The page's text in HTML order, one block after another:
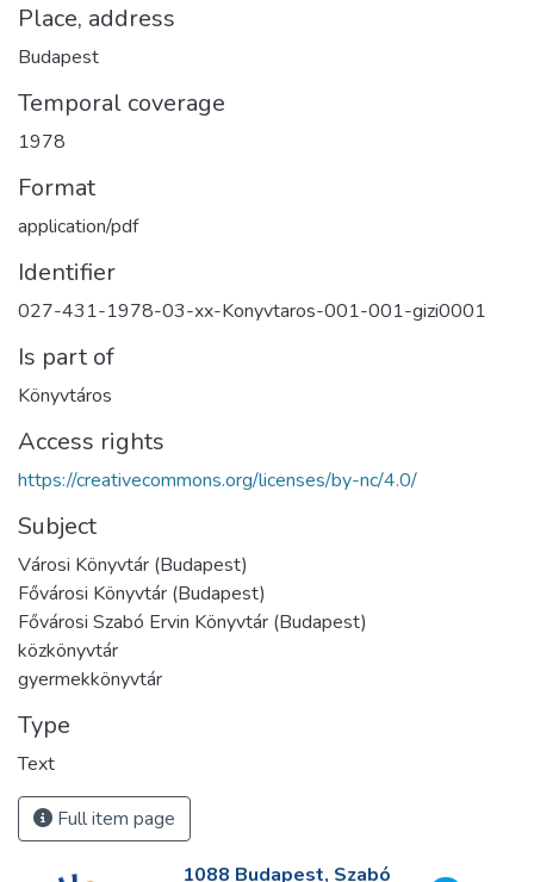
Place, address
Budapest
Temporal coverage
1978
Format
application/pdf
Identifier
027-431-1978-03-xx-Konyvtaros-001-001-gizi0001
Is part of
Könyvtáros
Access rights
https://creativecommons.org/licenses/by-nc/4.0/
Subject
Városi Könyvtár (Budapest)
Fővárosi Könyvtár (Budapest)
Fővárosi Szabó Ervin Könyvtár (Budapest)
közkönyvtár
gyermekkönyvtár
Type
Text
Full item page
1088 Budapest, Szabó